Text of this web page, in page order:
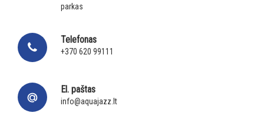
parkas
Telefonas
+370 620 99111
El. paštas
info@aquajazz.lt